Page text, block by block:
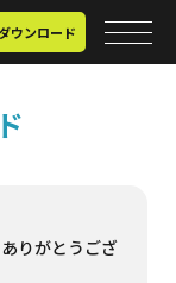
ウンロード
りがとうござ